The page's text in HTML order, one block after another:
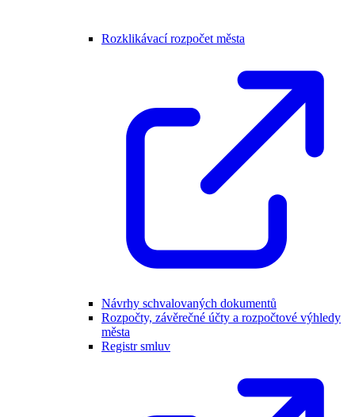
Rozklikávací rozpočet města
Návrhy schvalovaných dokumentů
Rozpočty, závěrečné účty a rozpočtové výhledy
města
Registr smluv